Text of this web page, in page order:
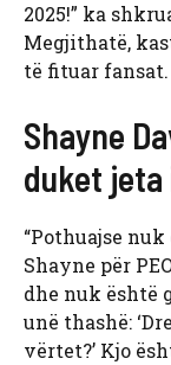
2025!” ka
Megjithatë,
të fituar fansat.
Shayne
duket
“Pothuajse
Shayne për
dhe nuk është
unë thashë:
vërtet?’ Kjo